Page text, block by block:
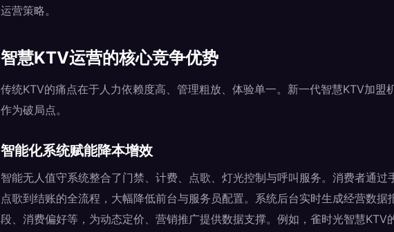
运营策略。
智慧KTV运营的核心竞争优势
传统KTV的痛点在于人力依赖度高、管理粗放、体验单一。新一代智慧KTV加盟
作为破局点。
智能化系统赋能降本增效
智能无人值守系统整合了门禁、计费、点歌、灯光控制与呼叫服务。消费者通过
点歌到结账的全流程，大幅降低前台与服务员配置。系统后台实时生成经营数
段、消费偏好等，为动态定价、营销推广提供数据支撑。例如，雀时光智慧KTV